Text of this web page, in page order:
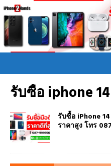
รับซื้อ iphone
รับซื้อ iPhone
ราคาสูง โทร